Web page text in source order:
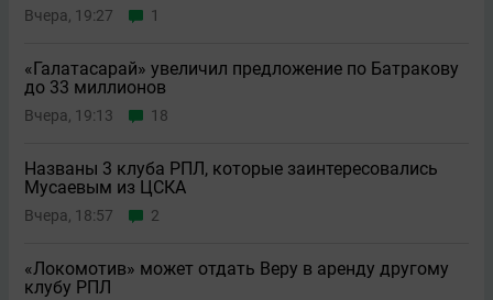
Вчера, 19:27 1
«Галатасарай» увеличил предложение по Батракову
до 33 миллионов
Вчера, 19:13 18
Названы 3 клуба РПЛ, которые заинтересовались
Мусаевым из ЦСКА
Вчера, 18:57 2
«Локомотив» может отдать Веру в аренду другому
клубу РПЛ